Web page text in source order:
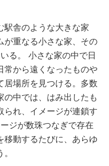
駅舎のような大きな家
が重なる小さな家、その
る。 小さな家の中で日
常から遠くなったものや
居場所を見つける。多数
の中では、はみ出したも
られ、イメージが連鎖す
ジが数珠つなぎで存在
移動するたびに、あらゆ